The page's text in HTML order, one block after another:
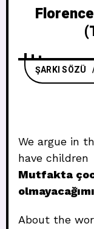
ŞARKI SÖZÜ
We argue in
have children
Mutfakta
About the